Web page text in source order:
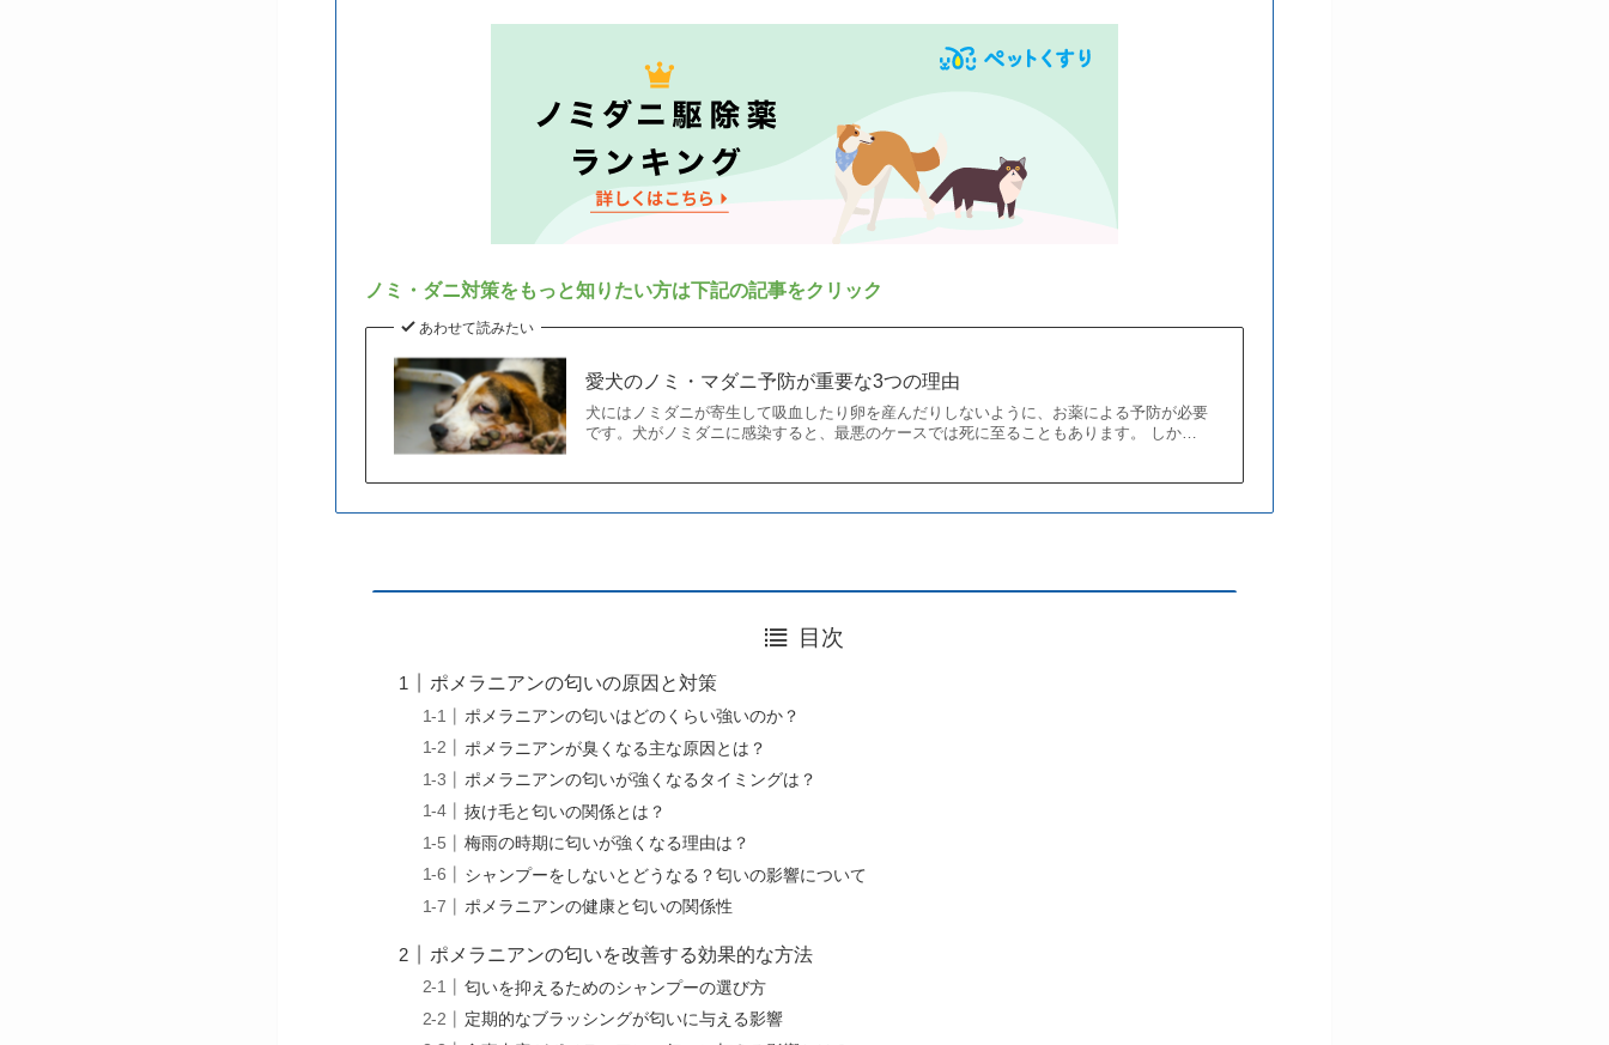
ノミ・ダニ対策をもっと知りたい方は下記の記事をクリック
あわせて読みたい
愛犬のノミ・マダニ予防が重要な3つの理由
犬にはノミダニが寄生して吸血したり卵を産んだりしないように、お薬による予防が必要
です。犬がノミダニに感染すると、最悪のケースでは死に至ることもあります。 しか…
目次
ポメラニアンの匂いの原因と対策
ポメラニアンの匂いはどのくらい強いのか？
ポメラニアンが臭くなる主な原因とは？
ポメラニアンの匂いが強くなるタイミングは？
抜け毛と匂いの関係とは？
梅雨の時期に匂いが強くなる理由は？
シャンプーをしないとどうなる？匂いの影響について
ポメラニアンの健康と匂いの関係性
ポメラニアンの匂いを改善する効果的な方法
匂いを抑えるためのシャンプーの選び方
定期的なブラッシングが匂いに与える影響